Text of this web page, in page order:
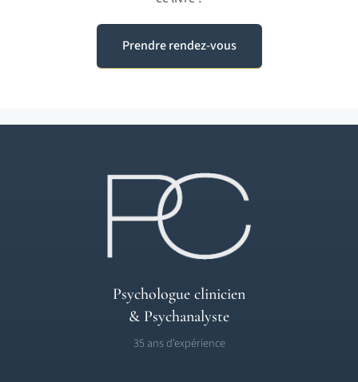
Prendre rendez-vous
Psychologue clinicien
& Psychanalyste
35 ans d'expérience